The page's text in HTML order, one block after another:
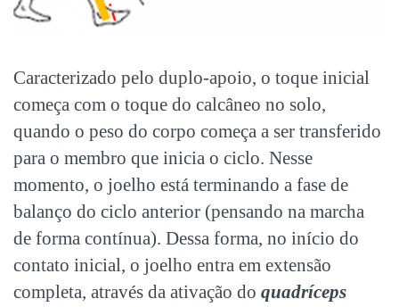
Caracterizado pelo duplo-apoio, o toque inicial
começa com o toque do calcâneo no solo,
quando o peso do corpo começa a ser transferido
para o membro que inicia o ciclo. Nesse
momento, o joelho está terminando a fase de
balanço do ciclo anterior (pensando na marcha
de forma contínua). Dessa forma, no início do
contato inicial, o joelho entra em extensão
completa, através da ativação do quadríceps